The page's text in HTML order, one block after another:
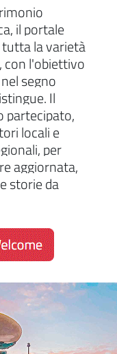
il portale
la varietà
, con l'obiettivo
segno
Il
partecipato,
locali e
per
aggiornata,
storie da